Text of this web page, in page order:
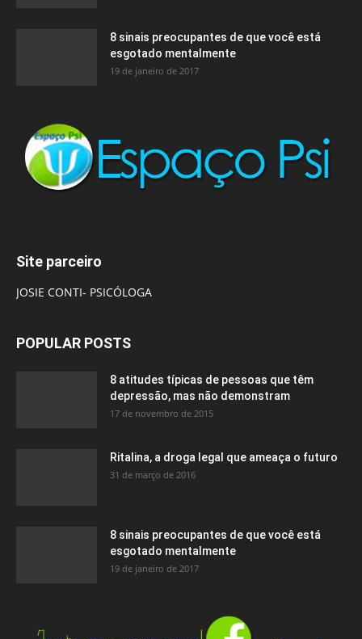
8 sinais preocupantes de que você está
esgotado mentalmente
19 de janeiro de 2017
Site parceiro
JOSIE CONTI- PSICÓLOGA
POPULAR POSTS
8 atitudes típicas de pessoas que têm
depressão, mas não demonstram
17 de novembro de 2015
Ritalina, a droga legal que ameaça o futuro
31 de março de 2016
8 sinais preocupantes de que você está
esgotado mentalmente
19 de janeiro de 2017